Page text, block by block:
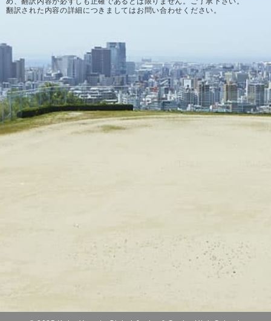
翻訳された内容の詳細につきましてはお問い合わせください。